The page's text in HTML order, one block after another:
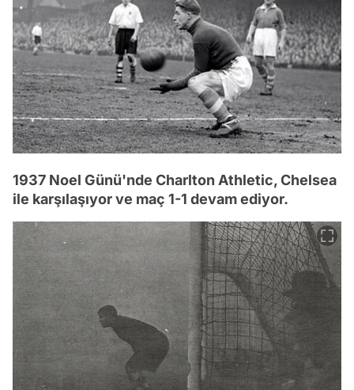
1937 Noel Günü'nde Charlton Athletic, Chelsea
ile karşılaşıyor ve maç 1-1 devam ediyor.